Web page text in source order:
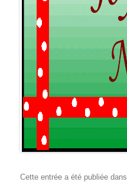
Cette entrée a été publiée dans